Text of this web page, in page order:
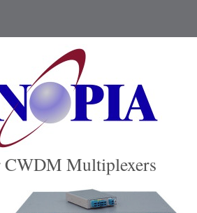
CWDM Multiplexers